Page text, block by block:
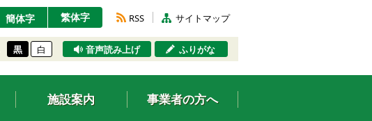
簡体字 繁体字 RSS サイトマップ
黒 白 音声読み上げ ふりがな
施設案内 事業者の方へ